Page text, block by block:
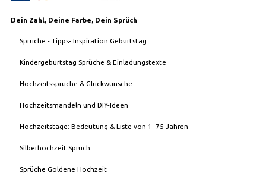
Dein Zahl, Deine Farbe, Dein Sprüch
Spruche - Tipps- Inspiration Geburtstag
Kindergeburtstag Sprüche & Einladungstexte
Hochzeitssprüche & Glückwünsche
Hochzeitsmandeln und DIY-Ideen
Hochzeitstage: Bedeutung & Liste von 1–75 Jahren
Silberhochzeit Spruch
Sprüche Goldene Hochzeit